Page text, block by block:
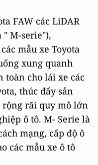
FAW các LiDAR
" M-serie"),
mẫu xe Toyota
xung quanh
toàn cho lái xe các
thúc đẩy sản
rãi quy mô lớn
ô tô. M- Serie là
mạng, cấp độ ô
các mẫu xe ô tô